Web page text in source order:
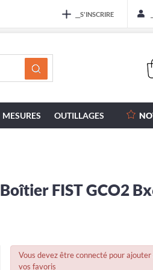
__S'INSCRIRE
MESURES OUTILLAGES
Boîtier FIST GCO2
Vous devez être connecté pour ajouter
vos favoris